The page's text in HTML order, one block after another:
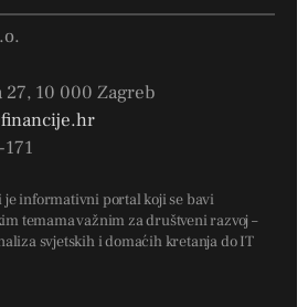
27, 10 000 Zagreb
informativni portal koji se bavi
temama važnim za društveni razvoj –
svjetskih i domaćih kretanja do IT